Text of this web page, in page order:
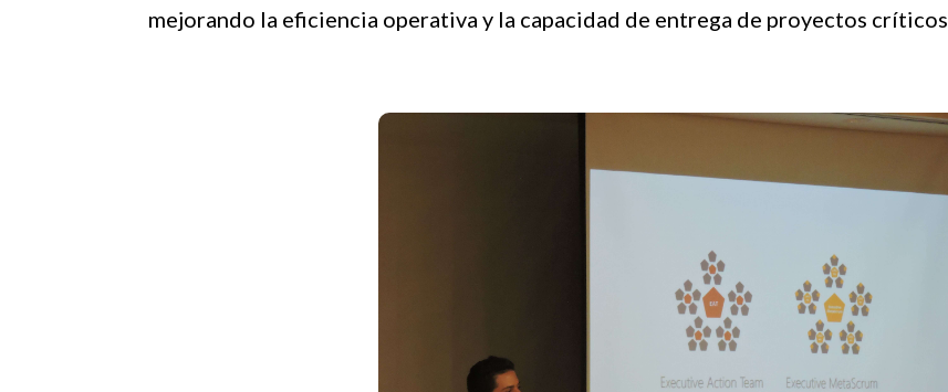
mejorando la eficiencia operativa y la capacidad de entrega de proyectos críticos.